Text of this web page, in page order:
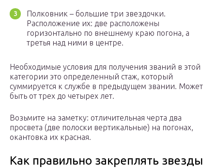
Полковник – большие три звездочки.
Расположение их: две расположены
горизонтально по внешнему краю погона, а
третья над ними в центре.
Необходимые условия для получения званий в этой
категории это определенный стаж, который
суммируется к службе в предыдущем звании. Может
быть от трех до четырех лет.
Возьмите на заметку: отличительная черта два
просвета (две полоски вертикальные) на погонах,
окантовка их красная.
Как правильно закреплять звезды